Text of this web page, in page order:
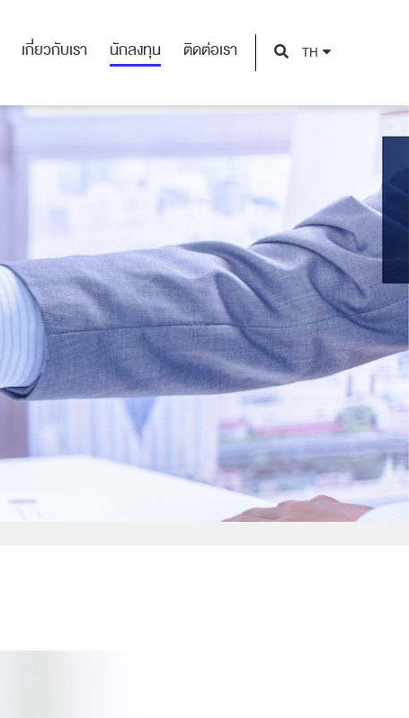
เกี่ยวกับเรา
นักลงทุน
ติดต่อเรา
TH